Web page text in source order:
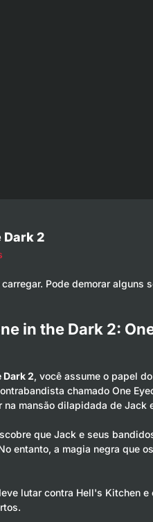
Dark 2
Pode demorar alguns
in the Dark 2:
Dark 2, você assume o papel
chamado One
mansão dilapidada de Jack
que Jack e seus
entanto, a magia negra que
lutar contra Hell's Kitchen